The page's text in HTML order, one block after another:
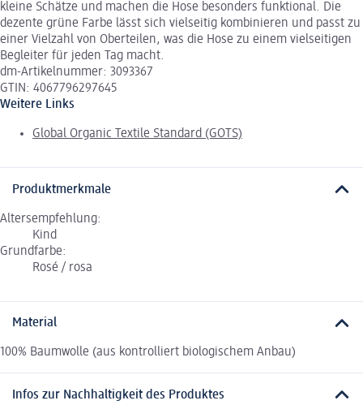
kleine Schätze und machen die Hose besonders funktional. Die
dezente grüne Farbe lässt sich vielseitig kombinieren und passt zu
einer Vielzahl von Oberteilen, was die Hose zu einem vielseitigen
Begleiter für jeden Tag macht.
dm-Artikelnummer: 3093367
GTIN: 4067796297645
Weitere Links
Global Organic Textile Standard (GOTS)
Produktmerkmale
Altersempfehlung:
Kind
Grundfarbe:
Rosé / rosa
Material
100% Baumwolle (aus kontrolliert biologischem Anbau)
Infos zur Nachhaltigkeit des Produktes